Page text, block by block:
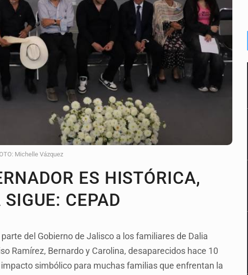
homicidio registrado en 2025 en Tlaquepaque
en Jalisco para emitir alertas sanitarias por mala calidad del agua
Michelle Vázquez
ES HISTÓRICA,
CEPAD
del Gobierno de Jalisco a los familiares de Dalia
Ramírez, Bernardo y Carolina, desaparecidos hace 10
simbólico para muchas familias que enfrentan la